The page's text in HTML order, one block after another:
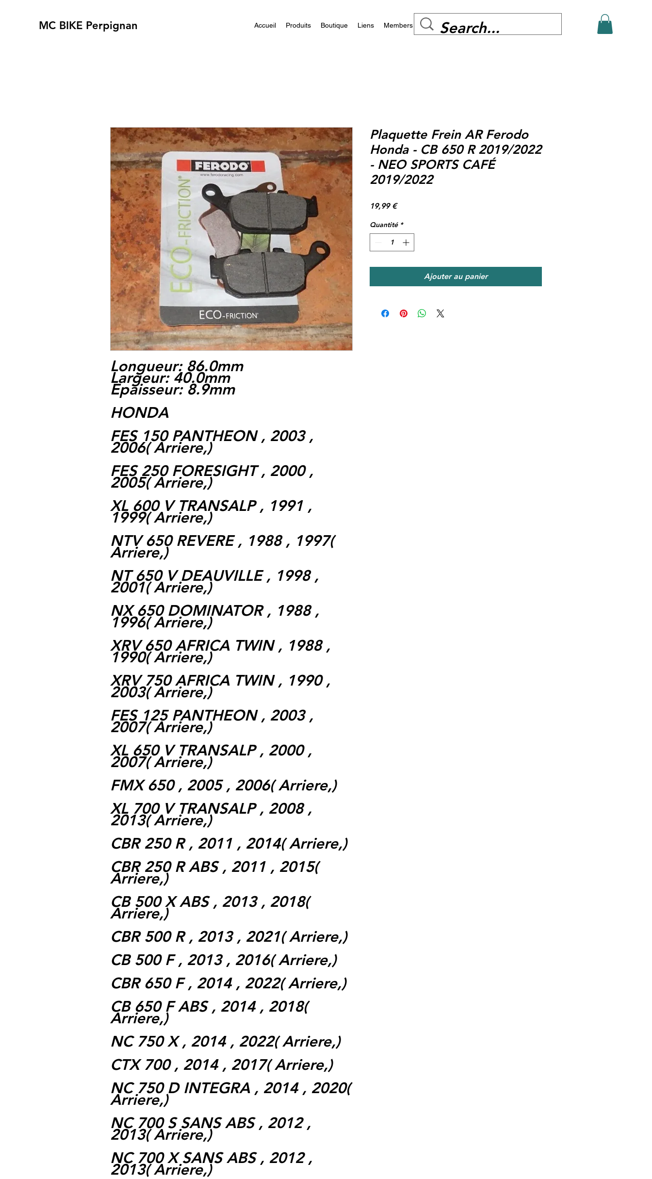
MC BIKE Perpignan Accueil Produits Boutique Liens Members
Longueur: 86.0mm
Largeur: 40.0mm
Epaisseur: 8.9mm
HONDA
FES 150 PANTHEON , 2003 ,
2006( Arriere,)
FES 250 FORESIGHT , 2000 ,
2005( Arriere,)
XL 600 V TRANSALP , 1991 ,
1999( Arriere,)
NTV 650 REVERE , 1988 , 1997(
Arriere,)
NT 650 V DEAUVILLE , 1998 ,
2001( Arriere,)
NX 650 DOMINATOR , 1988 ,
1996( Arriere,)
XRV 650 AFRICA TWIN , 1988 ,
1990( Arriere,)
XRV 750 AFRICA TWIN , 1990 ,
2003( Arriere,)
FES 125 PANTHEON , 2003 ,
2007( Arriere,)
XL 650 V TRANSALP , 2000 ,
2007( Arriere,)
FMX 650 , 2005 , 2006( Arriere,)
XL 700 V TRANSALP , 2008 ,
2013( Arriere,)
CBR 250 R , 2011 , 2014( Arriere,)
CBR 250 R ABS , 2011 , 2015(
Arriere,)
CB 500 X ABS , 2013 , 2018(
Arriere,)
CBR 500 R , 2013 , 2021( Arriere,)
CB 500 F , 2013 , 2016( Arriere,)
CBR 650 F , 2014 , 2022( Arriere,)
CB 650 F ABS , 2014 , 2018(
Arriere,)
NC 750 X , 2014 , 2022( Arriere,)
CTX 700 , 2014 , 2017( Arriere,)
NC 750 D INTEGRA , 2014 , 2020(
Arriere,)
NC 700 S SANS ABS , 2012 ,
2013( Arriere,)
NC 700 X SANS ABS , 2012 ,
2013( Arriere,)
Plaquette Frein AR Ferodo
Honda - CB 650 R 2019/2022
- NEO SPORTS CAFÉ
2019/2022
19,99 €Prix
Quantité *
Ajouter au panier